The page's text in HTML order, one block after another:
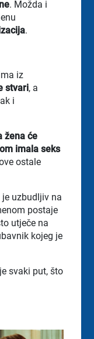
. Možda i
.
iz
stvari, a
i
žena će
imala seks
ostale
uzbudljiv na
postaje
utječe na
kojeg je
svaki put, što